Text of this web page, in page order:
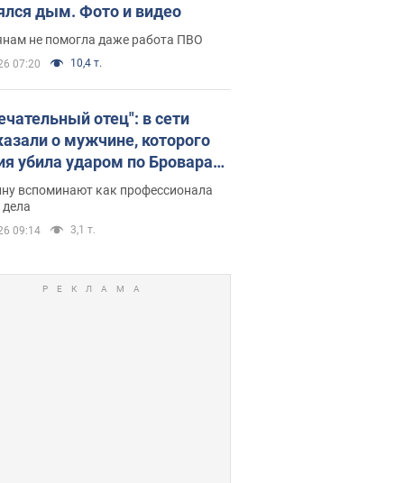
дым. Фото и видео
не помогла даже работа ПВО
07:20 10,4 т.
отец": в сети
о мужчине, которого
убила ударом по Броварам.
вспоминают как профессионала
дела
09:14 3,1 т.